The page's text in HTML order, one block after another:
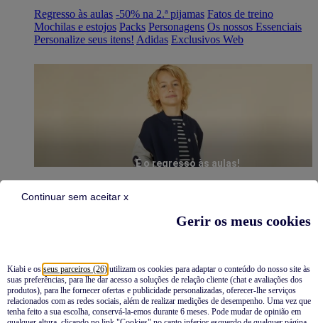
Gerir os meus cookies
Kiabi e os seus parceiros (26) utilizam os cookies para adaptar o conteúdo do nosso site às
suas preferências, para lhe dar acesso a soluções de relação cliente (chat e avaliações dos
produtos), para lhe fornecer ofertas e publicidade personalizadas, oferecer-lhe serviços
relacionados com as redes sociais, além de realizar medições de desempenho. Uma vez que
tenha feito a sua escolha, conservá-la-emos durante 6 meses. Pode mudar de opinião em
Continuar sem aceitar x
Regresso às aulas -50% na 2.ª pijamas Fatos de treino
Mochilas e estojos Packs Personagens Os nossos Essenciais
Personalize seus itens! Adidas Exclusivos Web
É o regresso às aulas!
Pijamas
Novidades